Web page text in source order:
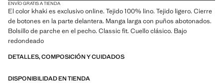
ENVÍO GRATIS A TIENDA
El color khaki es exclusivo online. Tejido 100% lino. Tejido ligero. Cierre
de botones en la parte delantera. Manga larga con puños abotonados.
Bolsillo de parche en el pecho. Classic fit. Cuello clásico. Bajo
redondeado
DETALLES, COMPOSICIÓN Y CUIDADOS
DISPONIBILIDAD EN TIENDA